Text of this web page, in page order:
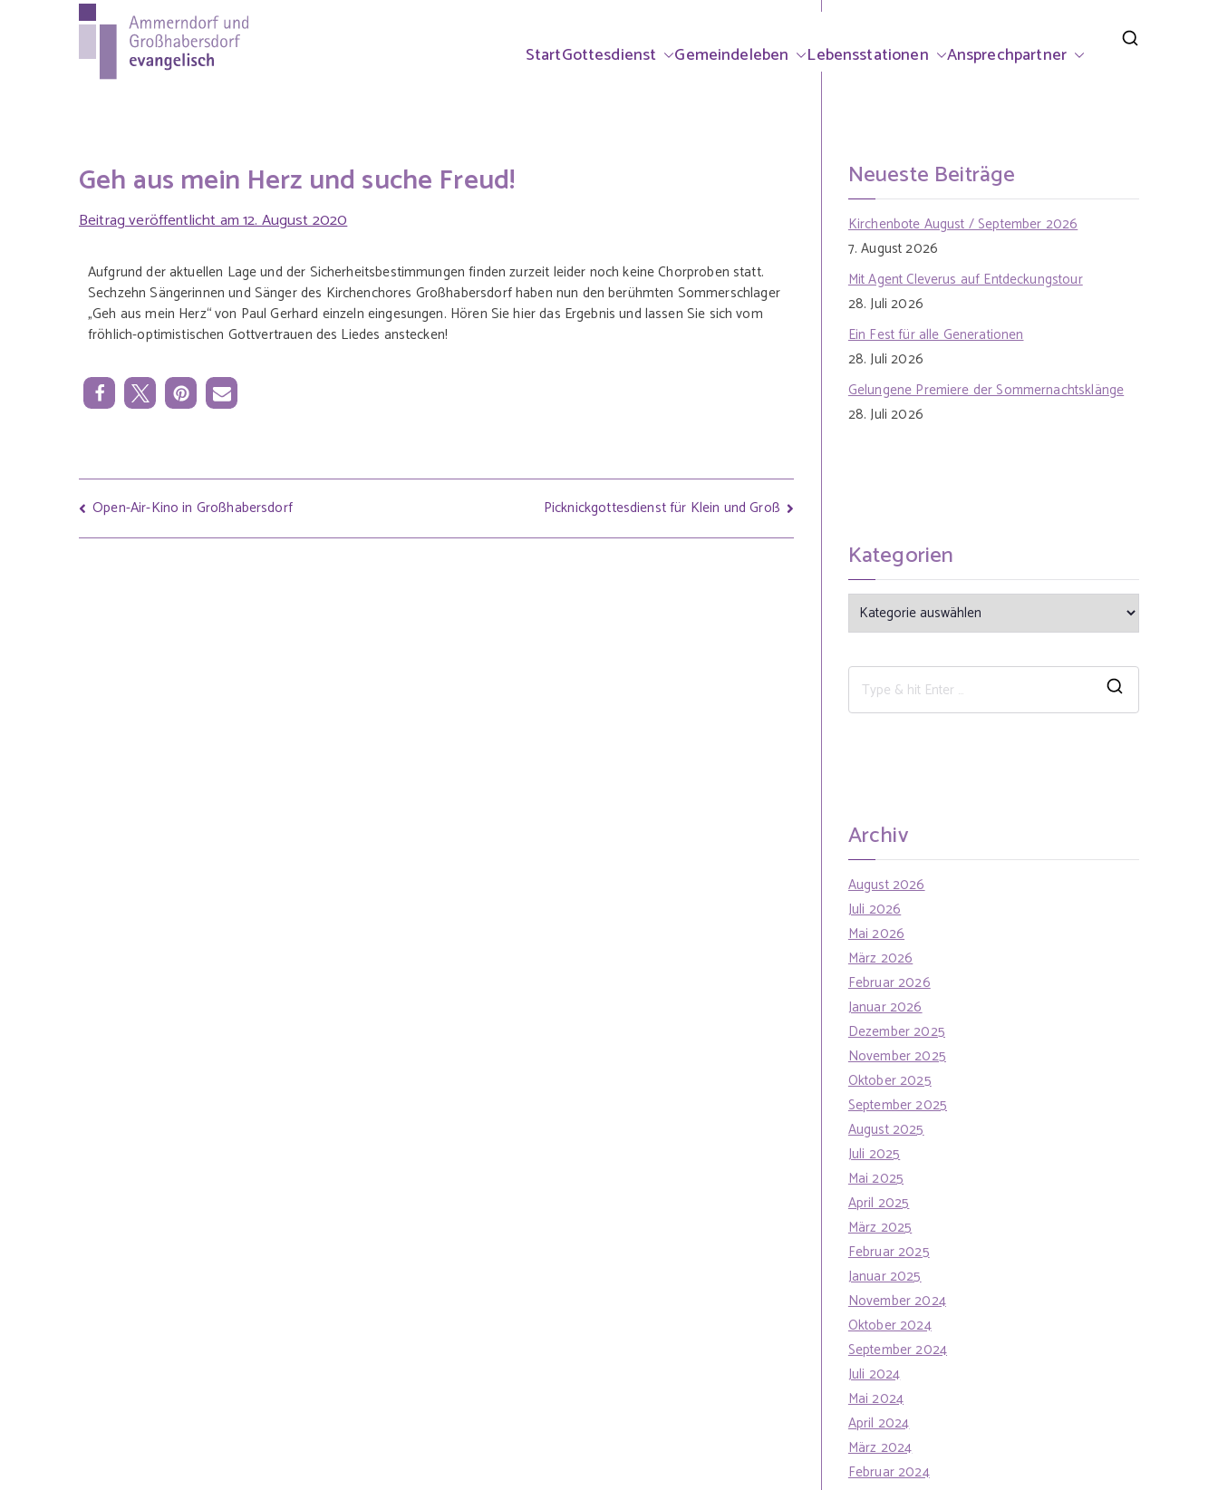
Ammerndorf & Großhabersdorf
Evang.-Luth. Pfarrei Ammerndorf-Großhabersdorf
StartGottesdienst Gemeindeleben Lebensstationen Ansprechpartner
Geh aus mein Herz und suche Freud!
Beitrag veröffentlicht am12. August 2020
Aufgrund der aktuellen Lage und der Sicherheitsbestimmungen finden zurzeit leider noch keine Chorproben statt.
Sechzehn Sängerinnen und Sänger des Kirchenchores Großhabersdorf haben nun den berühmten Sommerschlager
„Geh aus mein Herz“ von Paul Gerhard einzeln eingesungen. Hören Sie hier das Ergebnis und lassen Sie sich vom
fröhlich-optimistischen Gottvertrauen des Liedes anstecken!
Open-Air-Kino in Großhabersdorf Picknickgottesdienst für Klein und Groß
Neueste Beiträge
Kirchenbote August / September 2026
7. August 2026
Mit Agent Cleverus auf Entdeckungstour
28. Juli 2026
Ein Fest für alle Generationen
28. Juli 2026
Gelungene Premiere der Sommernachtsklänge
28. Juli 2026
Kategorien
Archiv
August 2026
Juli 2026
Mai 2026
März 2026
Februar 2026
Januar 2026
Dezember 2025
November 2025
Oktober 2025
September 2025
August 2025
Juli 2025
Mai 2025
April 2025
März 2025
Februar 2025
Januar 2025
November 2024
Oktober 2024
September 2024
Juli 2024
Mai 2024
April 2024
März 2024
Februar 2024